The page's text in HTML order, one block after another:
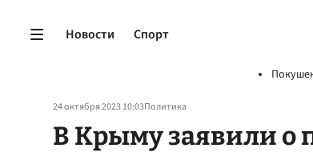
Новости Спорт
24 октября 2023 10:03Политика
В Крыму заявили о